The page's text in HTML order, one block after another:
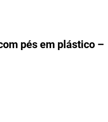
pés em plástico –